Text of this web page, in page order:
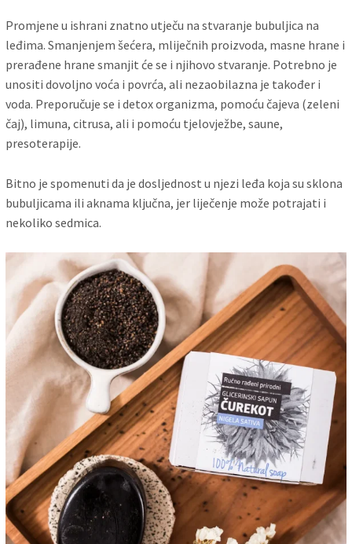
Promjene u ishrani znatno utječu na stvaranje bubuljica na
leđima. Smanjenjem šećera, mliječnih proizvoda, masne hrane i
prerađene hrane smanjit će se i njihovo stvaranje. Potrebno je
unositi dovoljno voća i povrća, ali nezaobilazna je također i
voda. Preporučuje se i detox organizma, pomoću čajeva (zeleni
čaj), limuna, citrusa, ali i pomoću tjelovježbe, saune,
presoterapije.
Bitno je spomenuti da je dosljednost u njezi leđa koja su sklona
bubuljicama ili aknama ključna, jer liječenje može potrajati i
nekoliko sedmica.